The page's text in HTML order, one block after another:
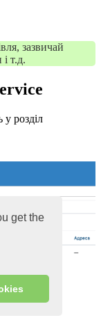
get the
зазвичай
т.д.
у розділ